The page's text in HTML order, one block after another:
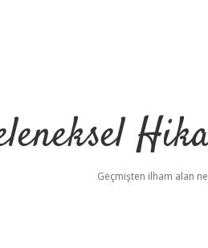
Geçmişten ilham alan